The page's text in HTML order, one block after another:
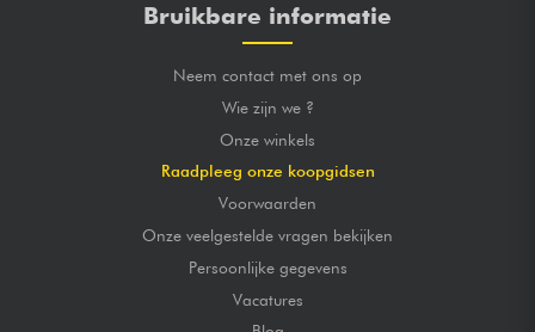
Bruikbare informatie
Neem contact met ons op
Wie zijn we ?
Onze winkels
Raadpleeg onze koopgidsen
Voorwaarden
Onze veelgestelde vragen bekijken
Persoonlijke gegevens
Vacatures